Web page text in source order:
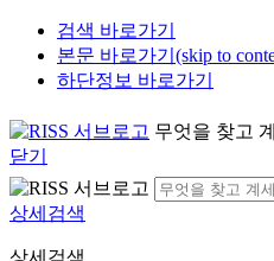
검색 바로가기
본문 바로가기(skip to
하단정보 바로가기
무엇을 찾고
닫기
상세검색
상세검색